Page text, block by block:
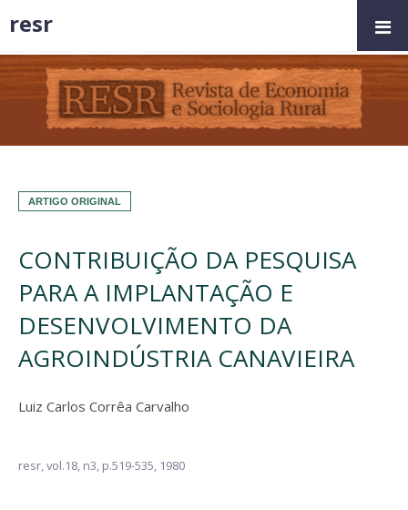
ARTIGO ORIGINAL
CONTRIBUIÇÃO DA PESQUISA
PARA A IMPLANTAÇÃO E
DESENVOLVIMENTO DA
AGROINDÚSTRIA CANAVIEIRA
Luiz Carlos Corrêa Carvalho
resr,vol.18, n3, p.519-535, 1980
resr